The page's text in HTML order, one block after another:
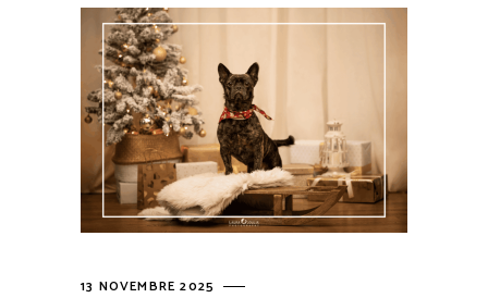
13 NOVEMBRE 2025